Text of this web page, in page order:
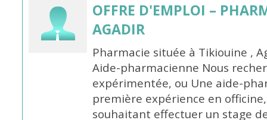
OFFRE D'EMPLOI –
AGADIR
Pharmacie située à Tikiouine ,
Aide-pharmacienne Nous
expérimentée, ou Une aide-
première expérience en
souhaitant effectuer un stage